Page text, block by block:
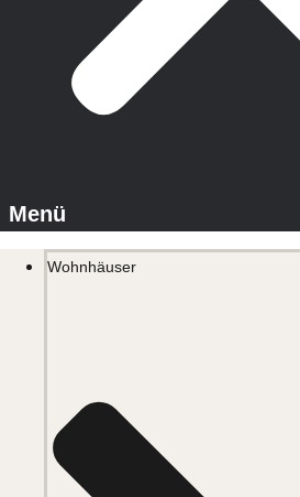
Wohnhäuser